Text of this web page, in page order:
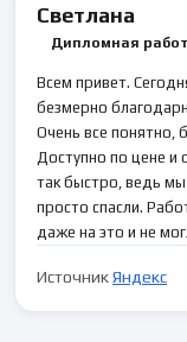
Светлана
Дипломная
Всем привет.
безмерно
Очень все понятно,
Доступно по цене
так быстро, ведь мы
просто спасли.
даже на это и не
ИсточникЯндекс